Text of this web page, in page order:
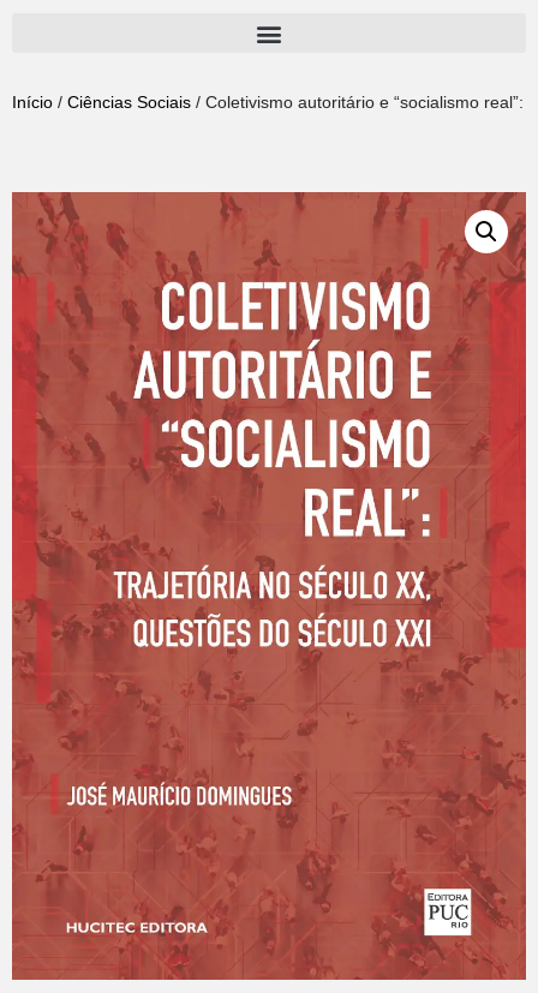
para
Início / Ciências Sociais / Coletivismo autoritário e “socialismo